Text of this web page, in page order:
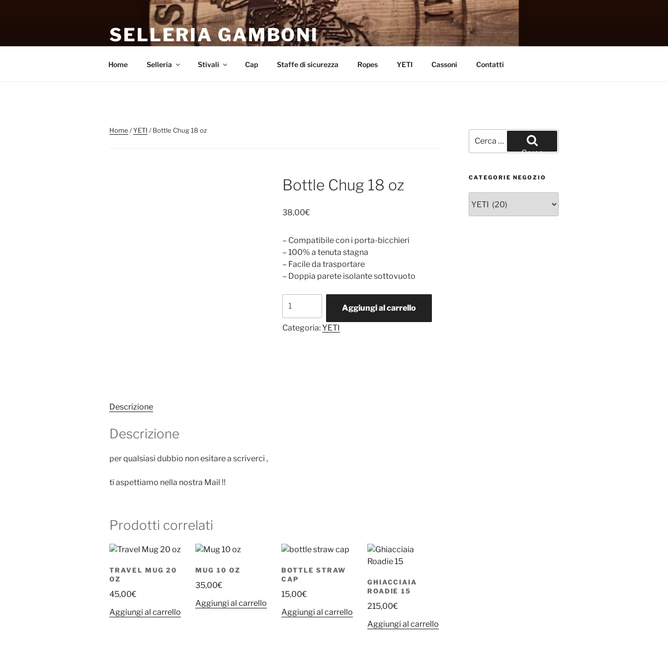
SELLERIA GAMBONI
Home Selleria Stivali Cap Staffe di sicurezza Ropes YETI Cassoni Contatti
Home /YETI / Bottle Chug 18 oz
Bottle Chug 18 oz
38,00€
– Compatibile con i porta-bicchieri
– 100% a tenuta stagna
– Facile da trasportare
– Doppia parete isolante sottovuoto
Chug
18
Aggiungi al carrello
Categoria:YETI
Descrizione
Descrizione
per qualsiasi dubbio non esitare a scriverci ,
ti aspettiamo nella nostra Mail !!
Prodotti correlati
TRAVEL MUG 20
OZ
45,00€
Aggiungi al carrello
MUG 10 OZ
35,00€
Aggiungi al carrello
BOTTLE STRAW
CAP
15,00€
Aggiungi al carrello
GHIACCIAIA
ROADIE 15
215,00€
Aggiungi al carrello
Cerca
CATEGORIE NEGOZIO